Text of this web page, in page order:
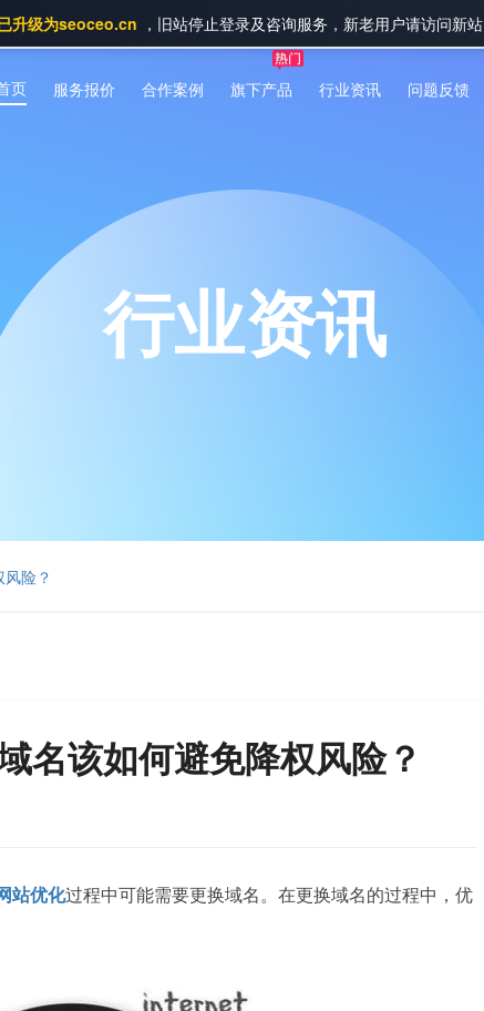
升级为seoceo.cn ，旧站停止登录及咨询服务，新老用户请访问新站
页 服务报价 合作案例 旗下产品 行业资讯 问题反馈
行业资讯
险？
名该如何避免降权风险？
站优化过程中可能需要更换域名。在更换域名的过程中，优